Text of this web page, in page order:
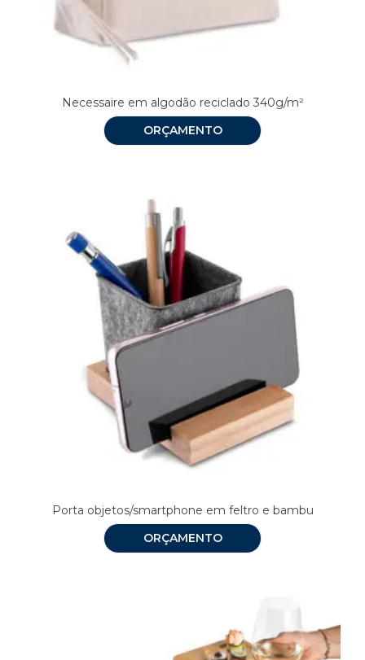
Necessaire em algodão reciclado 340g/m²
ORÇAMENTO
Porta objetos/smartphone em feltro e bambu
ORÇAMENTO